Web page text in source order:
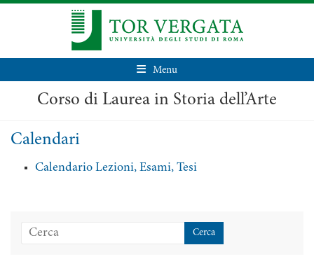
Menu
Corso di Laurea in Storia dell’Arte
Calendari
Calendario Lezioni, Esami, Tesi